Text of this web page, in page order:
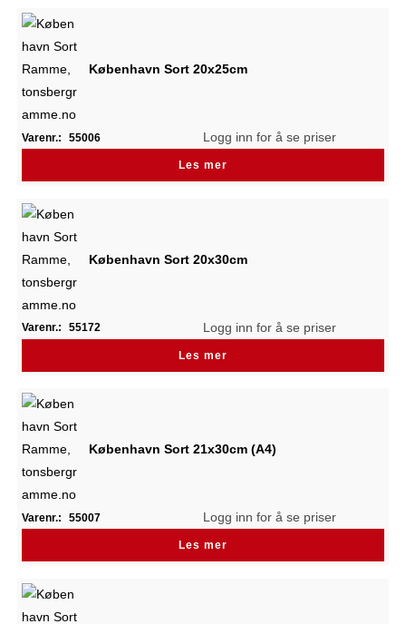
København Sort 20x25cm
Varenr.: 55006 Logg inn for å se priser
Les mer
København Sort 20x30cm
Varenr.: 55172 Logg inn for å se priser
Les mer
København Sort 21x30cm (A4)
Varenr.: 55007 Logg inn for å se priser
Les mer